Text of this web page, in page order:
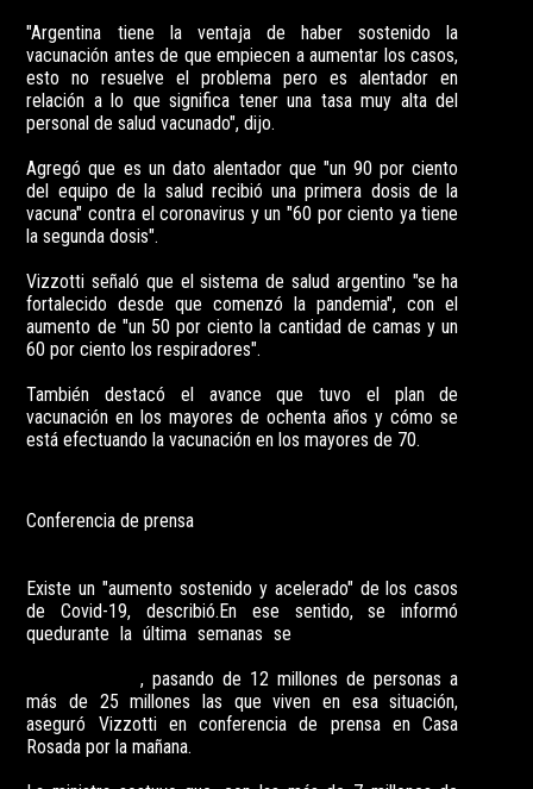
"Argentina tiene la ventaja de haber sostenido la
vacunación antes de que empiecen a aumentar los casos,
esto no resuelve el problema pero es alentador en
relación a lo que significa tener una tasa muy alta del
personal de salud vacunado", dijo.
Agregó que es un dato alentador que "un 90 por ciento
del equipo de la salud recibió una primera dosis de la
vacuna" contra el coronavirus y un "60 por ciento ya tiene
la segunda dosis".
Vizzotti señaló que el sistema de salud argentino "se ha
fortalecido desde que comenzó la pandemia", con el
aumento de "un 50 por ciento la cantidad de camas y un
60 por ciento los respiradores".
También destacó el avance que tuvo el plan de
vacunación en los mayores de ochenta años y cómo se
está efectuando la vacunación en los mayores de 70.
Conferencia de prensa
Existe un "aumento sostenido y acelerado" de los casos
de Covid-19, describió.En ese sentido, se informó
quedurante la última semanas se
epidemiológico, pasando de 12 millones de personas a
más de 25 millones las que viven en esa situación,
aseguró Vizzotti en conferencia de prensa en Casa
Rosada por la mañana.